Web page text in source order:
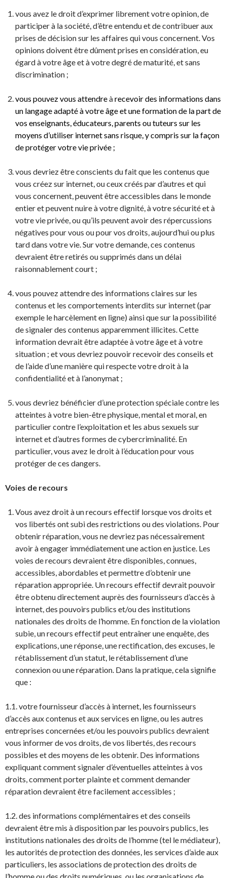
vous avez le droit d’exprimer librement votre opinion, de
participer à la société, d’être entendu et de contribuer aux
prises de décision sur les affaires qui vous concernent. Vos
opinions doivent être dûment prises en considération, eu
égard à votre âge et à votre degré de maturité, et sans
discrimination ;
vous pouvez vous attendreàrecevoir des informations dans
un langage adapté à votre âge et une formation de la part de
vos enseignants, éducateurs, parents ou tuteurs sur les
moyens d’utiliser internet sans risque, y compris sur la façon
de protéger votre vie privée ;
vous devriez être conscients du fait que les contenus que
vous créez sur internet, ou ceux créés par d’autres et qui
vous concernent, peuvent être accessibles dans le monde
entier et peuvent nuire à votre dignité, à votre sécurité et à
votre vie privée, ou qu’ils peuvent avoir des répercussions
négatives pour vous ou pour vos droits, aujourd’hui ou plus
tard dans votre vie. Sur votre demande, ces contenus
devraient être retirés ou supprimés dans un délai
raisonnablement court ;
vous pouvez attendre des informations claires sur les
contenus et les comportements interdits sur internet (par
exemple le harcèlement en ligne) ainsi que sur la possibilité
de signaler des contenus apparemment illicites. Cette
information devrait être adaptée à votre âge et à votre
situation ; et vous devriez pouvoir recevoir des conseils et
de l’aide d’une manière qui respecte votre droit à la
confidentialité et à l’anonymat ;
vous devriez bénéficier d’une protection spéciale contre les
atteintes à votre bien-être physique, mental et moral, en
particulier contre l’exploitation et les abus sexuels sur
internet et d’autres formes de cybercriminalité. En
particulier, vous avez le droit à l’éducation pour vous
protéger de ces dangers.
Voies de recours
Vous avez droit à un recours effectif lorsque vos droits et
vos libertés ont subi des restrictions ou des violations. Pour
obtenir réparation, vous ne devriez pas nécessairement
avoir à engager immédiatement une action en justice. Les
voies de recours devraient être disponibles, connues,
accessibles, abordables et permettre d’obtenir une
réparation appropriée. Un recours effectif devrait pouvoir
être obtenu directement auprès des fournisseurs d’accès à
internet, des pouvoirs publics et/ou des institutions
nationales des droits de l’homme. En fonction de la violation
subie, un recours effectif peut entraîner une enquête, des
explications, une réponse, une rectification, des excuses, le
rétablissement d’un statut, le rétablissement d’une
connexion ou une réparation. Dans la pratique, cela signifie
que :
1.1. votre fournisseur d’accès à internet, les fournisseurs
d’accès aux contenus et aux services en ligne, ou les autres
entreprises concernées et/ou les pouvoirs publics devraient
vous informer de vos droits, de vos libertés, des recours
possibles et des moyens de les obtenir. Des informations
expliquant comment signaler d’éventuelles atteintes à vos
droits, comment porter plainte et comment demander
réparation devraient être facilement accessibles ;
1.2. des informations complémentaires et des conseils
devraient être mis à disposition par les pouvoirs publics, les
institutions nationales des droits de l’homme (tel le médiateur),
les autorités de protection des données, les services d’aide aux
particuliers, les associations de protection des droits de